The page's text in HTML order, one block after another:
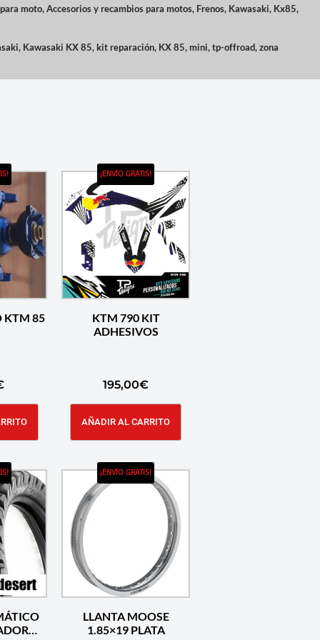
moto,Accesorios y recambios para motos, Frenos, Kawasaki, Kx85,
, Kawasaki KX 85, kit reparación, KX 85,mini,tp-offroad,zona
KTM 85
¡ENVÍO GRATIS!
KTM 790 KIT
ADHESIVOS
195,00€
AÑADIR AL CARRITO
¡ENVÍO GRATIS!
LLANTA MOOSE
1.85×19 PLATA